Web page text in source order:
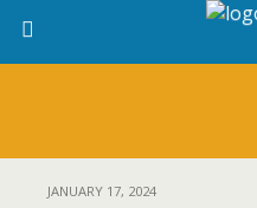
JANUARY 17, 2024